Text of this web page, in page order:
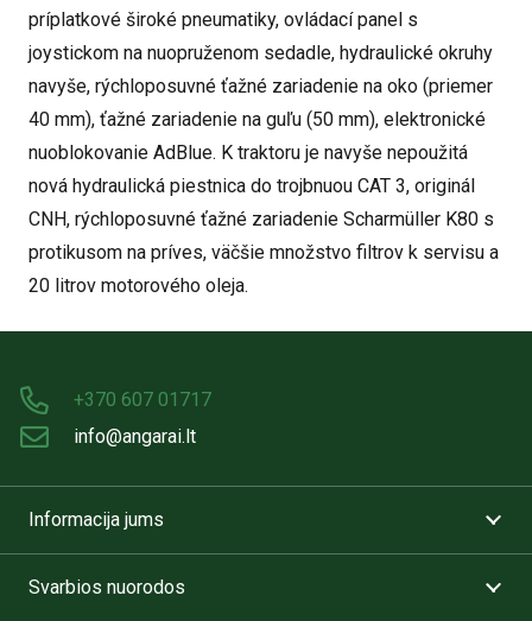
príplatkové široké pneumatiky, ovládací panel s
joystickom na nuopruženom sedadle, hydraulické okruhy
navyše, rýchloposuvné ťažné zariadenie na oko (priemer
40 mm), ťažné zariadenie na guľu (50 mm), elektronické
nuoblokovanie AdBlue. K traktoru je navyše nepoužitá
nová hydraulická piestnica do trojbnuou CAT 3, originál
CNH, rýchloposuvné ťažné zariadenie Scharmüller K80 s
protikusom na príves, väčšie množstvo filtrov k servisu a
20 litrov motorového oleja.
+370 607 01717
info@angarai.lt
Informacija jums
Svarbios nuorodos